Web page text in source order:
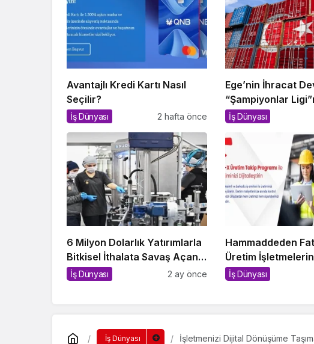
Avantajlı Kredi Kartı Nasıl
Seçilir?
İş Dünyası 2 hafta önce
Ege’nin İhracat
“Şampiyonlar
İş Dünyası
6 Milyon Dolarlık Yatırımlarla
Bitkisel İthalata Savaş Açan
Yerli Tesis!
İş Dünyası 2 ay önce
Hammaddeden
Üretim
Sistemlerin Sessiz
İş Dünyası
İş Dünyası İşletmenizi Dijital Dönüşüme